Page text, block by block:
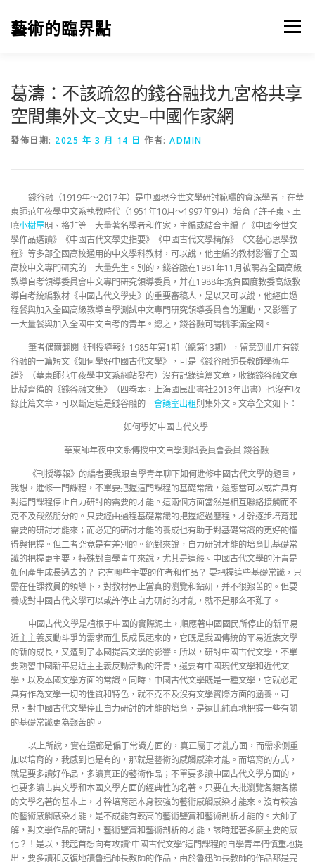
藝術的臨界點 選單
葛濤：不該疏忽的錢谷融找九宮格共享
空間集外文–文史–中國作家網
發佈日期: 2025 年 3 月 14 日 作者: ADMIN
錢谷融（1919年～2017年）是中國現今世文學研討範疇的資深學者，在華
東師范年夜學中文系執教時代（1951年10月～1997年9月）培育了許子東、王
曉小樹屋明、格非等一大量著名學者和作家，主編或結合主編了《中國今世文
學作品選讀》《中國古代文學史指要》《中國古代文學精解》《文藝心思學教
程》等多部全國高校通用的中文學科教材，可以說，他主編的教材影響了全國
高校中文專門研究的一大量先生。別的，錢谷融在1981年11月被聘為全國高級
教導自考領導委員會中文專門研究領導委員，并在1988年擔負國度教委高級教
導自考統編教材《中國古代文學史》的重要審稿人，是以又可以說，他經由過
程餐與加入全國高級教導自學測試中文專門研究領導委員會的運動，又影響了
一大量餐與加入全國中文自考的青年。總之，錢谷融可謂桃李滿全國。
筆者偶爾翻閱《刊授導報》1985年第1期（總第13期），留意到此中有錢
谷融的一篇短文《如何學好中國古代文學》，可是《錢谷融師長教師學術年
譜》（華東師范年夜學中文系網站發布）沒有記錄這篇文章，收錄錢谷融文章
比擬齊備的《錢谷融文集》（四卷本，上海國民出書社2013年出書）也沒有收
錄此篇文章，可以斷定這是錢谷融的一會議室出租則集外文。文章全文如下：
如何學好中國古代文學
華東師年夜中文系傳授中文自學測試委員會委員 錢谷融
《刊授導報》的編者要我跟自學青年聊下如何進修中國古代文學的題目，
我想，進修一門課程，不單要把握這門課程的基礎常識，還應當可以或許具有
對這門課程停止自力研討的需要的才能。這兩個方面當然是相互聯絡接觸而不
克不及截然朋分的。只要經由過程基礎常識的把握經過歷程，才幹逐步培育起
需要的研討才能來；而必定的研討才能的養成也有助于對基礎常識的更好的懂
得與把握。但二者究竟是有差別的。絕對來說，自力研討才能的培育比基礎常
識的把握更主要，特殊對自學青年來說，尤其是這般。中國古代文學的汗青是
如何產生成長過去的？ 它有哪些主要的作者和作品？ 要把握這些基礎常識，只
需在任課教員的領導下，對教材停止當真的瀏覽和鉆研，并不很艱苦的。但要
養成對中國古代文學可以或許停止自力研討的才能，就不是那么不難了。
中國古代文學是植根于中國的實際泥土，順應著中國國民所停止的新平易
近主主義反動斗爭的需求而生長成長起來的，它既是我國傳統的平易近族文學
的新的成長，又遭到了本國提高文學的影響。所以，研討中國古代文學，不單
要熟習中國新平易近主主義反動活動的汗青，還要有中國現代文學和近代文
學，以及本國文學方面的常識。同時，中國古代文學既是一種文學，它就必定
具有作為文學一切的性質和特色，就不克不及沒有文學實際方面的涵養。可
見，對中國古代文學停止自力研討的才能的培育，是遠比純真地把握一些有關
的基礎常識更為艱苦的。
以上所說，實在還都是偏于常識方面的，真正屬于才能方面，而需求側重
加以培育的，我感到也是有的，那就是藝術的感觸感染才能。而培育的方式，
就是要多讀好作品，多讀真正的藝術作品；不單要多讀中國古代文學方面的，
也要多讀古典文學和本國文學方面的經典性的名著。只要在大批瀏覽各類各樣
的文學名著的基本上，才幹培育起本身較強的藝術感觸感染才能來。沒有較強
的藝術感觸感染才能，是不成能有較高的藝術鑒賞和藝術剖析才能的。大師了
解，對文學作品的研討，藝術鑒賞和藝術剖析的才能，該時起著多麼主要的感
化？！是以，我起首想向有攻讀“中國古代文學”這門課程的自學青年們慎重地提
出，要多讀和反復地讀魯迅師長教師的作品，由於魯迅師長教師的作品都是完